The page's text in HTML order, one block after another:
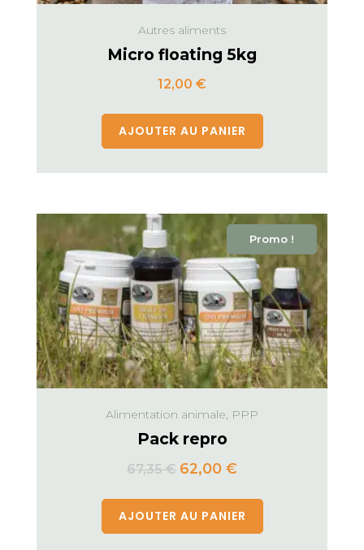
Autres aliments
Micro floating 5kg
12,00 €
AJOUTER AU PANIER
Promo !
Alimentation animale, PPP
Pack repro
67,35€ 62,00 €
AJOUTER AU PANIER